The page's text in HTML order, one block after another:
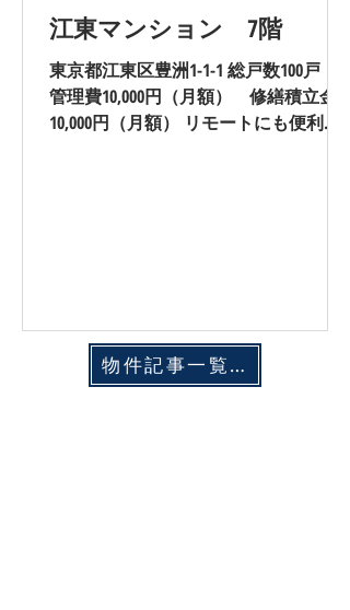
江東マンション 7階
東京都江東区豊洲1-1-1 総戸数100戸
管理費10,000円（月額） 修繕積立金
10,000円（月額） リモートにも便利な
物件記事一覧はこちら